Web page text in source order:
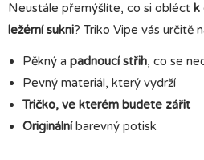
Neustále přemýšlíte, co si obléct k
ležérní sukni? Triko Vipe vás určitě
Pěkný a padnoucí střih, co se
Pevný materiál, který vydrží
Tričko, ve kterém budete zářit
Originálníbarevný potisk